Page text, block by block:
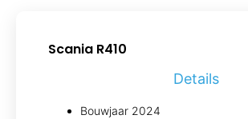
Scania R410
Details
Bouwjaar 2024